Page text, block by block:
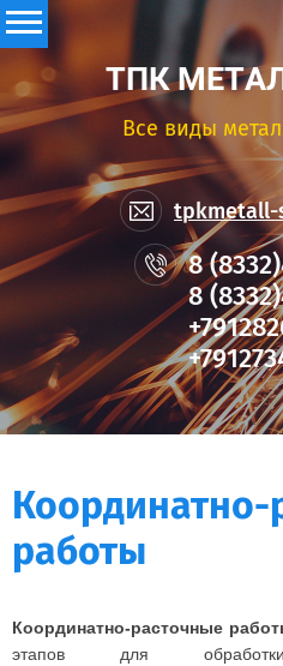
ТПК
Все виды
tpkmetall-
8
8
Координатно-
работы
Координатно-расточные
этапов для обработки